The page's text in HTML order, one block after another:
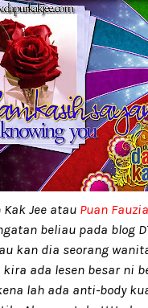
Jee atau Puan
beliau pada blog
kan dia seorang
ada lesen besar ni
lah ada anti-body